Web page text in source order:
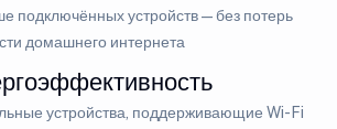
подключённых устройств — без потерь
домашнего интернета
устройства, поддерживающие Wi-Fi